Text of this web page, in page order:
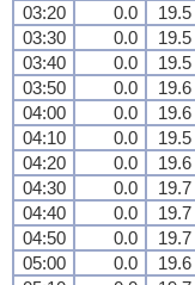
03:20
0.0 19.5
03:30
0.0 19.5
03:40
0.0 19.5
03:50
0.0 19.6
04:00
0.0 19.6
04:10
0.0 19.5
04:20
0.0 19.6
04:30
0.0 19.7
04:40
0.0 19.7
04:50
0.0 19.7
05:00
0.0 19.6